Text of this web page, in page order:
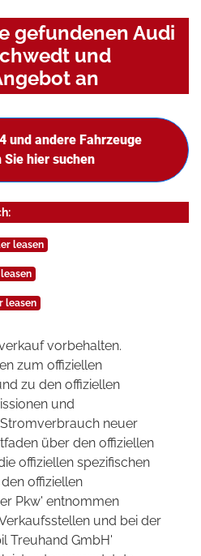
gefundenen Audi
und
an
und andere Fahrzeuge
Sie hier suchen
leasen
leasen
vorbehalten.
zum offiziellen
zu den offiziellen
und
neuer
über den offiziellen
offiziellen spezifischen
offiziellen
Pkw' entnommen
und bei der
Treuhand GmbH'